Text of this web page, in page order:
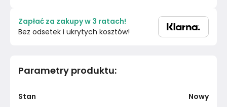
Parametry produktu:
Stan Nowy
Zapłać za zakupy w 3 ratach!
Bez odsetek i ukrytych kosztów!